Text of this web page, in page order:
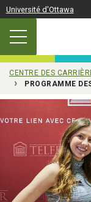
Passer au contenu
Université d'Ottawa
CENTRE DES
PROGRAMME